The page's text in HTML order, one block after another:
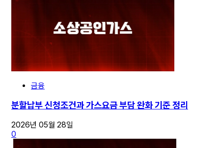
금융
분할납부 신청조건과 가스요금 부담 완화 기준 정리
2026년 05월 28일
0